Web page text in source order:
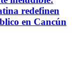
redefinen
en Cancún